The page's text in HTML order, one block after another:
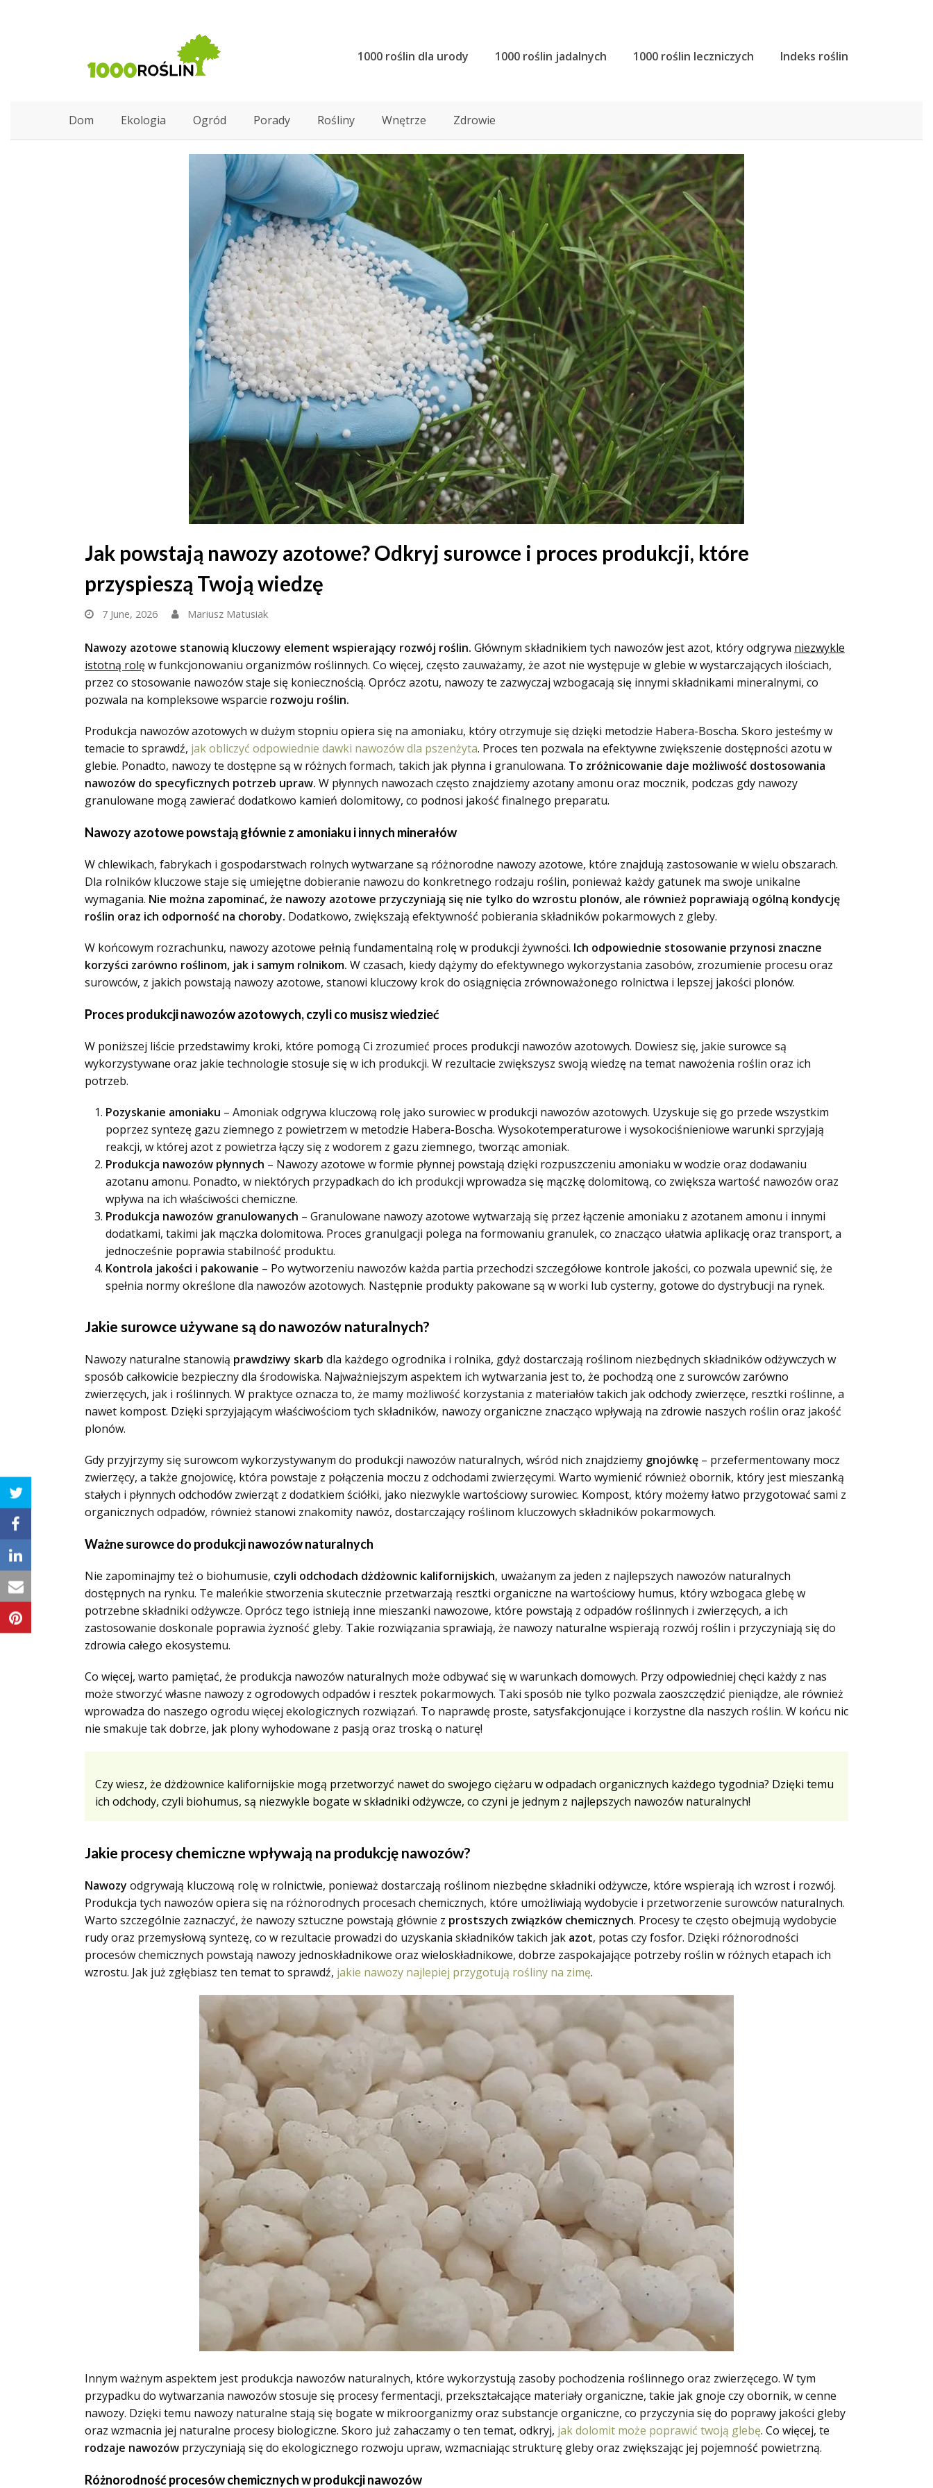
1000 roślin dla urody 1000 roślin jadalnych 1000 roślin leczniczych Indeks roślin
Dom Ekologia Ogród Porady Rośliny Wnętrze Zdrowie
Jak powstają nawozy azotowe? Odkryj surowce i proces produkcji, które
przyspieszą Twoją wiedzę
7 June, 2026 Mariusz Matusiak
Nawozy azotowe stanowią kluczowy element wspierający rozwój roślin. Głównym składnikiem tych nawozów jest azot, który odgrywa niezwykle
istotną rolęw funkcjonowaniu organizmów roślinnych. Co więcej, często zauważamy, że azot nie występuje w glebie w wystarczających ilościach,
przez co stosowanie nawozów staje się koniecznością. Oprócz azotu, nawozy te zazwyczaj wzbogacają się innymi składnikami mineralnymi, co
pozwala na kompleksowe wsparcie rozwoju roślin.
Produkcja nawozów azotowych w dużym stopniu opiera się na amoniaku, który otrzymuje się dzięki metodzie Habera-Boscha. Skoro jesteśmy w
temacie to sprawdź, jak obliczyć odpowiednie dawki nawozów dla pszenżyta. Proces ten pozwala na efektywne zwiększenie dostępności azotu w
glebie. Ponadto, nawozy te dostępne są w różnych formach, takich jak płynna i granulowana. To zróżnicowanie daje możliwość dostosowania
nawozów do specyficznych potrzeb upraw. W płynnych nawozach często znajdziemy azotany amonu oraz mocznik, podczas gdy nawozy
granulowane mogą zawierać dodatkowo kamień dolomitowy, co podnosi jakość finalnego preparatu.
Nawozy azotowe powstają głównie z amoniaku i innych minerałów
W chlewikach, fabrykach i gospodarstwach rolnych wytwarzane są różnorodne nawozy azotowe, które znajdują zastosowanie w wielu obszarach.
Dla rolników kluczowe staje się umiejętne dobieranie nawozu do konkretnego rodzaju roślin, ponieważ każdy gatunek ma swoje unikalne
wymagania. Nie można zapominać, że nawozy azotowe przyczyniają się nie tylko do wzrostu plonów, ale również poprawiają ogólną kondycję
roślin oraz ich odporność na choroby. Dodatkowo, zwiększają efektywność pobierania składników pokarmowych z gleby.
W końcowym rozrachunku, nawozy azotowe pełnią fundamentalną rolę w produkcji żywności. Ich odpowiednie stosowanie przynosi znaczne
korzyści zarówno roślinom, jak i samym rolnikom. W czasach, kiedy dążymy do efektywnego wykorzystania zasobów, zrozumienie procesu oraz
surowców, z jakich powstają nawozy azotowe, stanowi kluczowy krok do osiągnięcia zrównoważonego rolnictwa i lepszej jakości plonów.
Proces produkcji nawozów azotowych, czyli co musisz wiedzieć
W poniższej liście przedstawimy kroki, które pomogą Ci zrozumieć proces produkcji nawozów azotowych. Dowiesz się, jakie surowce są
wykorzystywane oraz jakie technologie stosuje się w ich produkcji. W rezultacie zwiększysz swoją wiedzę na temat nawożenia roślin oraz ich
potrzeb.
Pozyskanie amoniaku – Amoniak odgrywa kluczową rolę jako surowiec w produkcji nawozów azotowych. Uzyskuje się go przede wszystkim
poprzez syntezę gazu ziemnego z powietrzem w metodzie Habera-Boscha. Wysokotemperaturowe i wysokociśnieniowe warunki sprzyjają
reakcji, w której azot z powietrza łączy się z wodorem z gazu ziemnego, tworząc amoniak.
Produkcja nawozów płynnych – Nawozy azotowe w formie płynnej powstają dzięki rozpuszczeniu amoniaku w wodzie oraz dodawaniu
azotanu amonu. Ponadto, w niektórych przypadkach do ich produkcji wprowadza się mączkę dolomitową, co zwiększa wartość nawozów oraz
wpływa na ich właściwości chemiczne.
Produkcja nawozów granulowanych – Granulowane nawozy azotowe wytwarzają się przez łączenie amoniaku z azotanem amonu i innymi
dodatkami, takimi jak mączka dolomitowa. Proces granulgacji polega na formowaniu granulek, co znacząco ułatwia aplikację oraz transport, a
jednocześnie poprawia stabilność produktu.
Kontrola jakości i pakowanie – Po wytworzeniu nawozów każda partia przechodzi szczegółowe kontrole jakości, co pozwala upewnić się, że
spełnia normy określone dla nawozów azotowych. Następnie produkty pakowane są w worki lub cysterny, gotowe do dystrybucji na rynek.
Jakie surowce używane są do nawozów naturalnych?
Nawozy naturalne stanowią prawdziwy skarb dla każdego ogrodnika i rolnika, gdyż dostarczają roślinom niezbędnych składników odżywczych w
sposób całkowicie bezpieczny dla środowiska. Najważniejszym aspektem ich wytwarzania jest to, że pochodzą one z surowców zarówno
zwierzęcych, jak i roślinnych. W praktyce oznacza to, że mamy możliwość korzystania z materiałów takich jak odchody zwierzęce, resztki roślinne, a
nawet kompost. Dzięki sprzyjającym właściwościom tych składników, nawozy organiczne znacząco wpływają na zdrowie naszych roślin oraz jakość
plonów.
Gdy przyjrzymy się surowcom wykorzystywanym do produkcji nawozów naturalnych, wśród nich znajdziemy gnojówkę – przefermentowany mocz
zwierzęcy, a także gnojowicę, która powstaje z połączenia moczu z odchodami zwierzęcymi. Warto wymienić również obornik, który jest mieszanką
stałych i płynnych odchodów zwierząt z dodatkiem ściółki, jako niezwykle wartościowy surowiec. Kompost, który możemy łatwo przygotować sami z
organicznych odpadów, również stanowi znakomity nawóz, dostarczający roślinom kluczowych składników pokarmowych.
Ważne surowce do produkcji nawozów naturalnych
Nie zapominajmy też o biohumusie, czyli odchodach dżdżownic kalifornijskich, uważanym za jeden z najlepszych nawozów naturalnych
dostępnych na rynku. Te maleńkie stworzenia skutecznie przetwarzają resztki organiczne na wartościowy humus, który wzbogaca glebę w
potrzebne składniki odżywcze. Oprócz tego istnieją inne mieszanki nawozowe, które powstają z odpadów roślinnych i zwierzęcych, a ich
zastosowanie doskonale poprawia żyzność gleby. Takie rozwiązania sprawiają, że nawozy naturalne wspierają rozwój roślin i przyczyniają się do
zdrowia całego ekosystemu.
Co więcej, warto pamiętać, że produkcja nawozów naturalnych może odbywać się w warunkach domowych. Przy odpowiedniej chęci każdy z nas
może stworzyć własne nawozy z ogrodowych odpadów i resztek pokarmowych. Taki sposób nie tylko pozwala zaoszczędzić pieniądze, ale również
wprowadza do naszego ogrodu więcej ekologicznych rozwiązań. To naprawdę proste, satysfakcjonujące i korzystne dla naszych roślin. W końcu nic
nie smakuje tak dobrze, jak plony wyhodowane z pasją oraz troską o naturę!
Czy wiesz, że dżdżownice kalifornijskie mogą przetworzyć nawet do swojego ciężaru w odpadach organicznych każdego tygodnia? Dzięki temu
ich odchody, czyli biohumus, są niezwykle bogate w składniki odżywcze, co czyni je jednym z najlepszych nawozów naturalnych!
Jakie procesy chemiczne wpływają na produkcję nawozów?
Nawozy odgrywają kluczową rolę w rolnictwie, ponieważ dostarczają roślinom niezbędne składniki odżywcze, które wspierają ich wzrost i rozwój.
Produkcja tych nawozów opiera się na różnorodnych procesach chemicznych, które umożliwiają wydobycie i przetworzenie surowców naturalnych.
Warto szczególnie zaznaczyć, że nawozy sztuczne powstają głównie z prostszych związków chemicznych. Procesy te często obejmują wydobycie
rudy oraz przemysłową syntezę, co w rezultacie prowadzi do uzyskania składników takich jak azot, potas czy fosfor. Dzięki różnorodności
procesów chemicznych powstają nawozy jednoskładnikowe oraz wieloskładnikowe, dobrze zaspokajające potrzeby roślin w różnych etapach ich
wzrostu. Jak już zgłębiasz ten temat to sprawdź, jakie nawozy najlepiej przygotują rośliny na zimę.
Innym ważnym aspektem jest produkcja nawozów naturalnych, które wykorzystują zasoby pochodzenia roślinnego oraz zwierzęcego. W tym
przypadku do wytwarzania nawozów stosuje się procesy fermentacji, przekształcające materiały organiczne, takie jak gnoje czy obornik, w cenne
nawozy. Dzięki temu nawozy naturalne stają się bogate w mikroorganizmy oraz substancje organiczne, co przyczynia się do poprawy jakości gleby
oraz wzmacnia jej naturalne procesy biologiczne. Skoro już zahaczamy o ten temat, odkryj, jak dolomit może poprawić twoją glebę. Co więcej, te
rodzaje nawozów przyczyniają się do ekologicznego rozwoju upraw, wzmacniając strukturę gleby oraz zwiększając jej pojemność powietrzną.
Różnorodność procesów chemicznych w produkcji nawozów